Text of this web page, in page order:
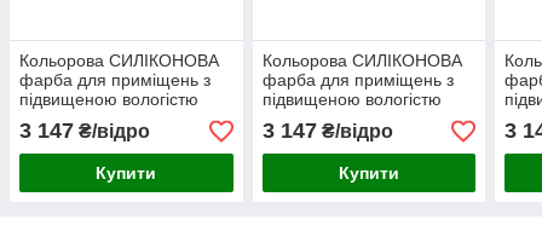
Кольорова СИЛІКОНОВА
фарба для приміщень з
підвищеною вологістю
миюча протигрибкова
матова емаль SkyLine
Грівальд 10 л
3 147 ₴/відро
Купити
Кольорова СИЛІКОНОВА
фарба для приміщень з
підвищеною вологістю
миюча протигрибкова
матова емаль SkyLine
Брізель 10 л
3 147₴/відро
Купити
3